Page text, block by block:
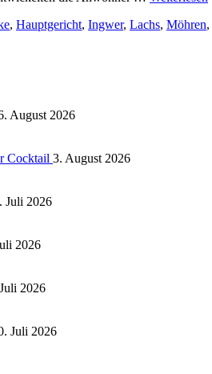
, Hauptgericht, Ingwer, Lachs, Möhren,
August 2026
Cocktail 3. August 2026
Juli 2026
2026
2026
Juli 2026